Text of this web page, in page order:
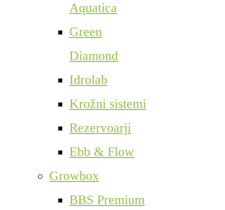
Aquatica
Green
Diamond
Idrolab
Krožni sistemi
Rezervoarji
Ebb & Flow
Growbox
BBS Premium